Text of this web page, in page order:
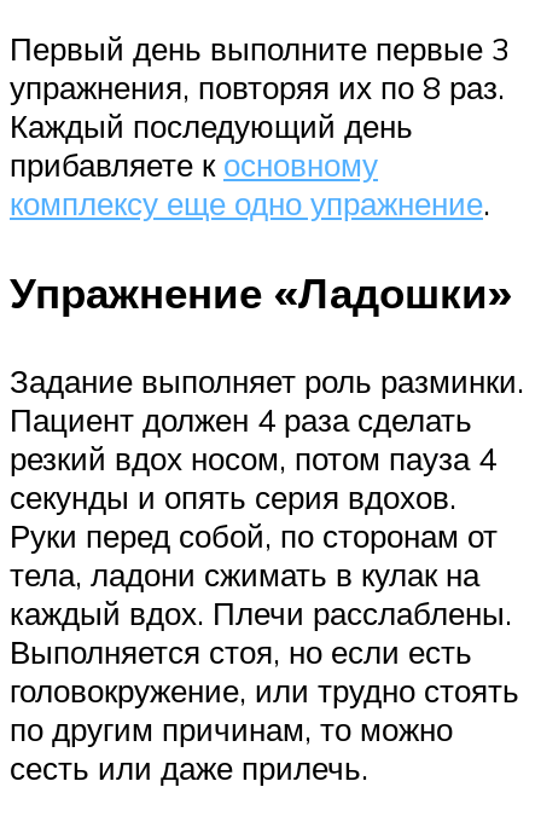
Первый день выполните первые 3
упражнения, повторяя их по 8 раз.
Каждый последующий день
прибавляете к основному
комплексу еще одно упражнение.
Упражнение «Ладошки»
Задание выполняет роль разминки.
Пациент должен 4 раза сделать
резкий вдох носом, потом пауза 4
секунды и опять серия вдохов.
Руки перед собой, по сторонам от
тела, ладони сжимать в кулак на
каждый вдох. Плечи расслаблены.
Выполняется стоя, но если есть
головокружение, или трудно стоять
по другим причинам, то можно
сесть или даже прилечь.